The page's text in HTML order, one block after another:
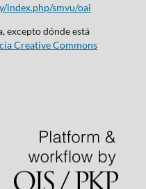
index.php/smvu/oai
excepto dónde está
Creative Commons